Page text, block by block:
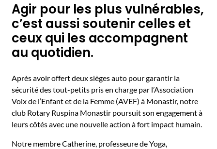
Agir pour les plus vulnérables,
c’est aussi soutenir celles et
ceux qui les accompagnent
au quotidien.
Après avoir offert deux sièges auto pour garantir la
sécurité des tout-petits pris en charge par l’Association
Voix de l’Enfant et de la Femme (AVEF) à Monastir, notre
club Rotary Ruspina Monastir poursuit son engagement à
leurs côtés avec une nouvelle action à fort impact humain.
Notre membre Catherine, professeure de Yoga,